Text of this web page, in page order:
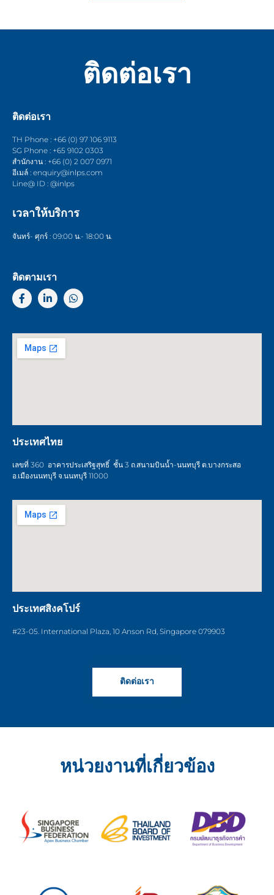
ติดต่อเรา
ติดต่อเรา
TH Phone : +66 (0) 97 106 9113
SG Phone : +65 9102 0303
สำนักงาน : +66 (0) 2 007 0971
อีเมล์ : enquiry@inlps.com
Line@ ID : @inlps
เวลาให้บริการ
จันทร์- ศุกร์ : 09:00 น.- 18:00 น.
ติดตามเรา
ประเทศไทย
เลขที่ 360 อาคารประเสริฐสุทธิ์ ชั้น 3 ถ.สนามบินน้ำ-นนทบุรี ต.บางกระสอ
อ.เมืองนนทบุรี จ.นนทบุรี 11000
ประเทศสิงคโปร์
#23-05. International Plaza, 10 Anson Rd, Singapore 079903
ติดต่อเรา
หน่วยงานที่เกี่ยวข้อง